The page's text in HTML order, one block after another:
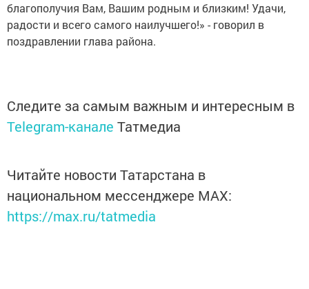
благополучия Вам, Вашим родным и близким! Удачи,
радости и всего самого наилучшего!» - говорил в
поздравлении глава района.
Следите за самым важным и интересным в
Telegram-канале Татмедиа
Читайте новости Татарстана в
национальном мессенджере MАХ:
https://max.ru/tatmedia